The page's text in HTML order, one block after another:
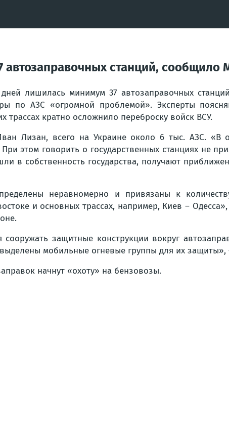
автозаправочных станций,
дней лишилась минимум 37 автозаправочных
по АЗС «огромной проблемой». Эксперты
трассах кратно осложнило переброску войск ВСУ.
Лизан, всего на Украине около 6 тыс. АЗС. «В
этом говорить о государственных станциях не
в собственность государства, получают
неравномерно и привязаны к
и основных трассах, например, Киев –
защитные конструкции вокруг
мобильные огневые группы для их защиты»,
начнут «охоту» на бензовозы.